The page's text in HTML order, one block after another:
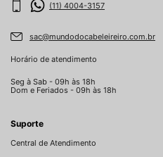
(11) 4004-3157
sac@mundodocabeleireiro.com.br
Horário de atendimento
Seg à Sab - 09h às 18h
Dom e Feriados - 09h às 18h
Suporte
Central de Atendimento